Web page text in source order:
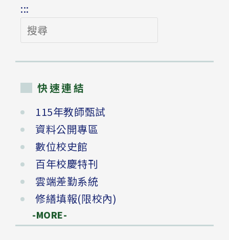
:::
搜
尋
快速連結
115年教師甄試
資料公開專區
數位校史館
百年校慶特刊
雲端差勤系統
修繕填報(限校內)
-MORE-